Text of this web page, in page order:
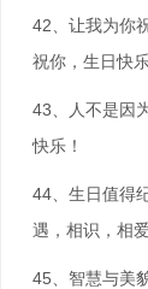
42、让我为你
祝你，生日快乐
43、人不是因
快乐！
44、生日值得
遇，相识，相
45、智慧与美